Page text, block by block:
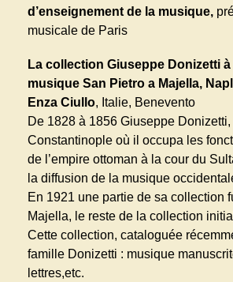
d’enseignement de la musique,
musicale de Paris
La collection Giuseppe Donizetti
musique San Pietro a Majella,
Enza Ciullo, Italie, Benevento
De 1828 à 1856 Giuseppe
Constantinople où il occupa les
de l’empire ottoman à la cour du
la diffusion de la musique
En 1921 une partie de sa collection
Majella, le reste de la collection
Cette collection, cataloguée
famille Donizetti : musique
lettres,etc.